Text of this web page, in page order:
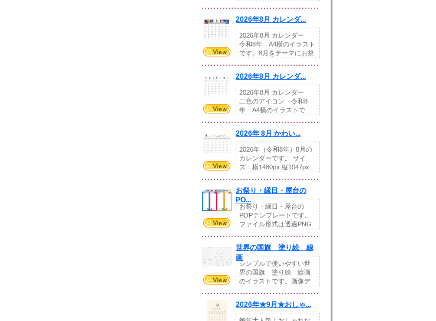
2026年8月 カレンダ...
2026年8月 カレンダー
令和8年 A4横のイラスト
です。8月をテーマにお祭
2026年8月 カレンダ...
2026年8月 カレンダー
二色のアイコン 令和8
年 A4横のイラストで
2026年 8月 かわい...
2026年（令和8年）8月の
カレンダーです。 サイ
ズ：横1480px 縦1047px...
お祭り・縁日・屋台の
PO...
お祭り・縁日・屋台の
POPテンプレートです。
ファイル形式は透過PNG
世界の国旗 塗り絵 線
画
シンプルで使いやすい世
界の国旗 塗り絵 線画
のイラストです。画像デ
2026年★9月★おしゃ...